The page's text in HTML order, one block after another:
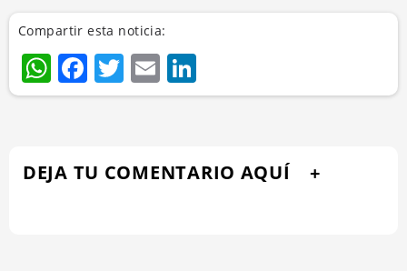
Compartir esta noticia:
WhatsApp
Facebook
Twitter
Email
DEJA TU COMENTARIO AQUÍ